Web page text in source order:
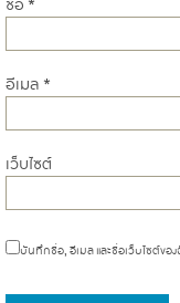
ชื่อ *
อีเมล *
เว็บไซต์
บันทึกชื่อ, อีเมล และชื่อเว็บไซต์ขอ